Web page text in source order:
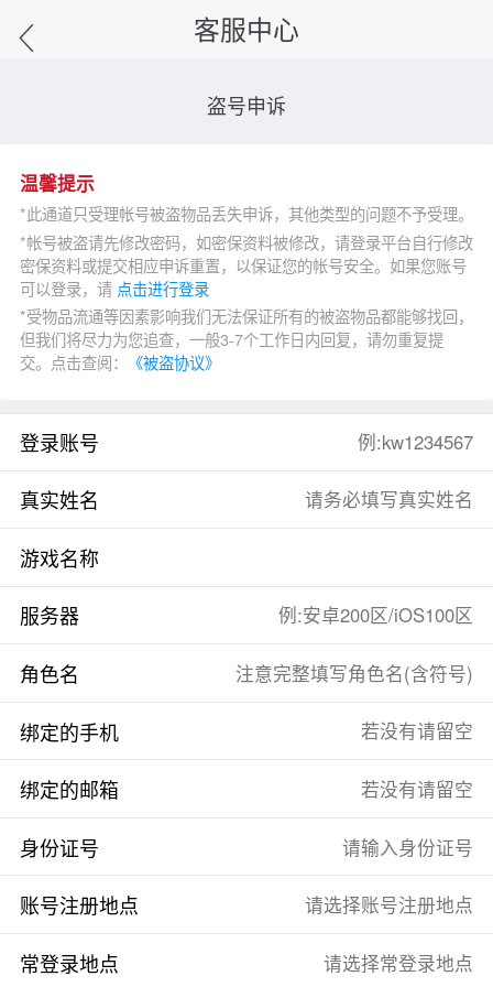
客服中心
盗号申诉
温馨提示
*此通道只受理帐号被盗物品丢失申诉，其他类型的问题不予受理。
*帐号被盗请先修改密码，如密保资料被修改，请登录平台自行修改
密保资料或提交相应申诉重置，以保证您的帐号安全。如果您账号
可以登录，请 点击进行登录
*受物品流通等因素影响我们无法保证所有的被盗物品都能够找回，
但我们将尽力为您追查，一般3-7个工作日内回复，请勿重复提
交。点击查阅：
《被盗协议》
登录账号
真实姓名
游戏名称
服务器
角色名
绑定的手机
绑定的邮箱
身份证号
账号注册地点
常登录地点